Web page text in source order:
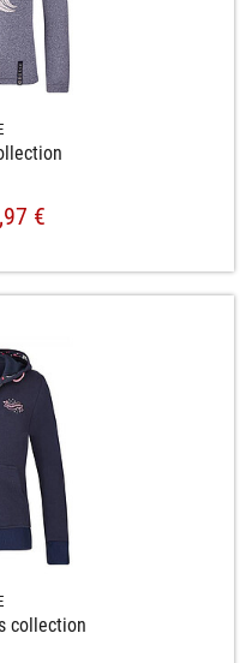
€
collection